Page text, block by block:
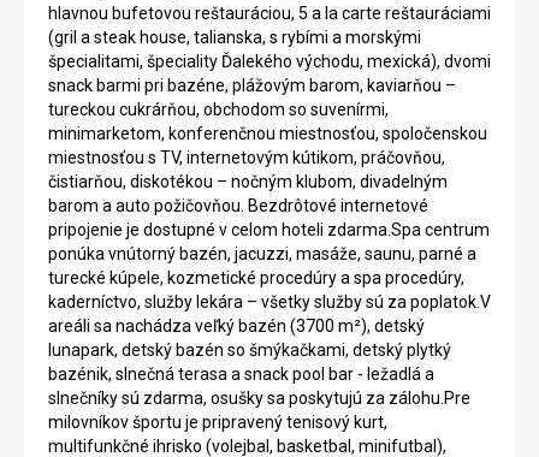
hlavnou bufetovou reštauráciou, 5 a la carte reštauráciami
(gril a steak house, talianska, s rybími a morskými
špecialitami, špeciality Ďalekého východu, mexická), dvomi
snack barmi pri bazéne, plážovým barom, kaviarňou –
tureckou cukrárňou, obchodom so suvenírmi,
minimarketom, konferenčnou miestnosťou, spoločenskou
miestnosťou s TV, internetovým kútikom, práčovňou,
čistiarňou, diskotékou – nočným klubom, divadelným
barom a auto požičovňou. Bezdrôtové internetové
pripojenie je dostupné v celom hoteli zdarma.Spa centrum
ponúka vnútorný bazén, jacuzzi, masáže, saunu, parné a
turecké kúpele, kozmetické procedúry a spa procedúry,
kaderníctvo, služby lekára – všetky služby sú za poplatok.V
areáli sa nachádza veľký bazén (3700 m²), detský
lunapark, detský bazén so šmýkačkami, detský plytký
bazénik, slnečná terasa a snack pool bar - ležadlá a
slnečníky sú zdarma, osušky sa poskytujú za zálohu.Pre
milovníkov športu je pripravený tenisový kurt,
multifunkčné ihrisko (volejbal, basketbal, minifutbal),